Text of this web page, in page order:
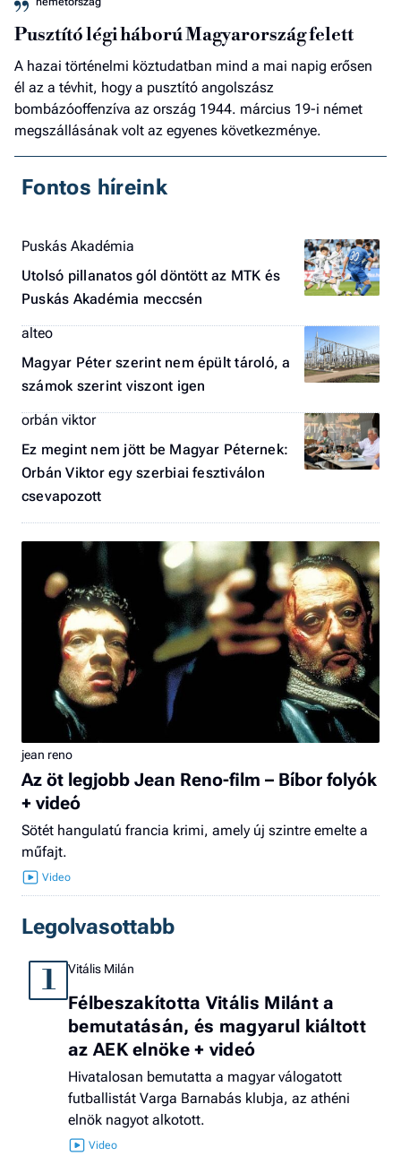
Pusztító légi háború Magyarország felett
A hazai történelmi köztudatban mind a mai napig erősen
él az a tévhit, hogy a pusztító angolszász
bombázóoffenzíva az ország 1944. március 19-i német
megszállásának volt az egyenes következménye.
Fontos híreink
Puskás Akadémia
Utolsó pillanatos gól döntött az MTK és
Puskás Akadémia meccsén
alteo
Magyar Péter szerint nem épült tároló, a
számok szerint viszont igen
orbán viktor
Ez megint nem jött be Magyar Péternek:
Orbán Viktor egy szerbiai fesztiválon
csevapozott
jean reno
Az öt legjobb Jean Reno-film – Bíbor folyók
+ videó
Sötét hangulatú francia krimi, amely új szintre emelte a
műfajt.
Legolvasottabb
1 Vitális Milán
Félbeszakította Vitális Milánt a
bemutatásán, és magyarul kiáltott
az AEK elnöke + videó
Hivatalosan bemutatta a magyar válogatott
futballistát Varga Barnabás klubja, az athéni
elnök nagyot alkotott.